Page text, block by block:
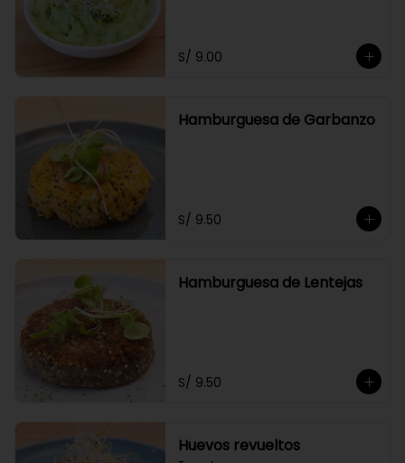
S/ 9.00
Hamburguesa de Garbanzo
S/ 9.50
Hamburguesa de Lentejas
S/ 9.50
Huevos revueltos